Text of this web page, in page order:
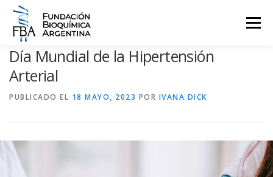
Saltar
contenido
Menú
QUIENES SOMOS EVENTOS
Día Mundial de la Hipertensión
Arterial
PUBLICADO EL 18 MAYO, 2023 POR IVANA DICK